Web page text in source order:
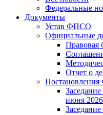
Федеральные
Документы
Устав ФПСО
Официальные
Правовая
Отчет о
июня 2026